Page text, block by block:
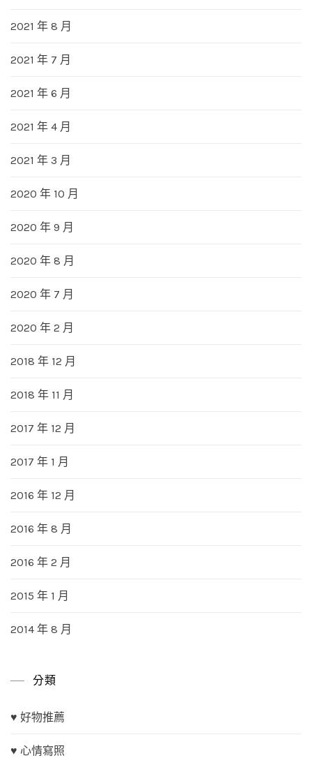
2021 年 8 月
2021 年 7 月
2021 年 6 月
2021 年 4 月
2021 年 3 月
2020 年 10 月
2020 年 9 月
2020 年 8 月
2020 年 7 月
2020 年 2 月
2018 年 12 月
2018 年 11 月
2017 年 12 月
2017 年 1 月
2016 年 12 月
2016 年 8 月
2016 年 2 月
2015 年 1 月
2014 年 8 月
分類
♥ 好物推薦
♥ 心情寫照